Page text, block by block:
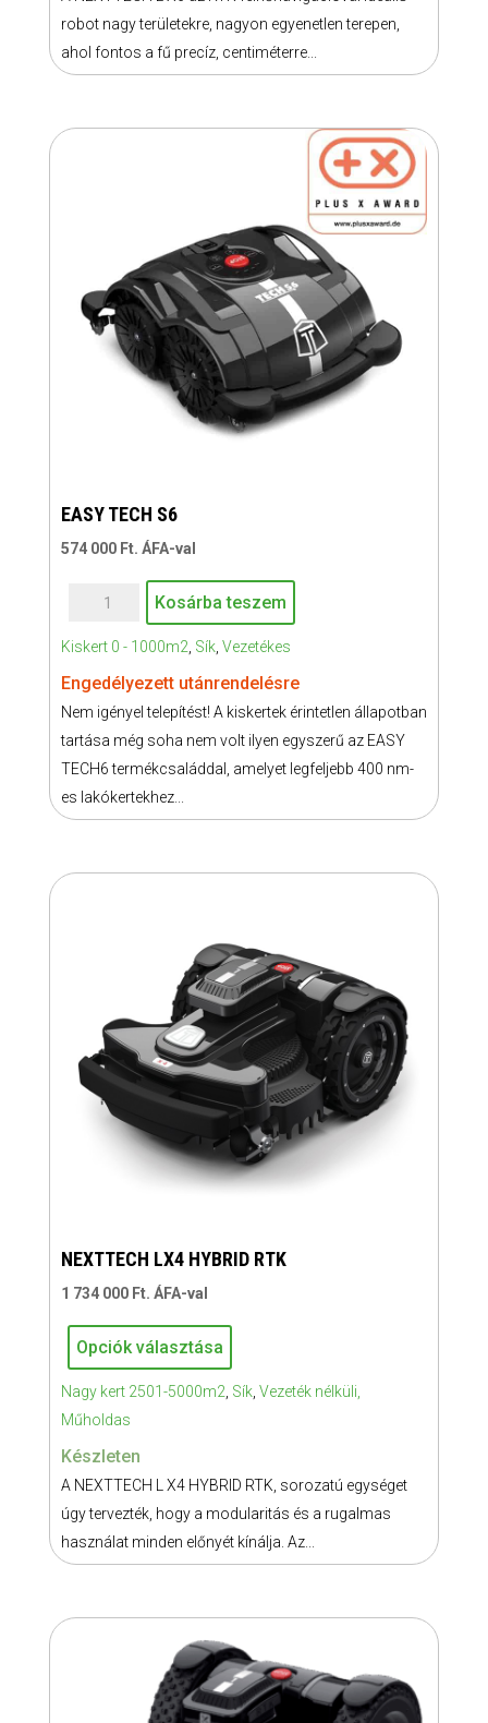
robot nagy területekre, nagyon egyenetlen terepen,
ahol fontos a fű precíz, centiméterre...
EASY TECH S6
574 000 Ft. ÁFA-val
S6
mennyiség
Kosárba teszem
Kiskert 0 - 1000m2 Sík, Vezetékes
Engedélyezett utánrendelésre
Nem igényel telepítést! A kiskertek érintetlen állapotban
tartása még soha nem volt ilyen egyszerű az EASY
TECH6 termékcsaláddal, amelyet legfeljebb 400 nm-
es lakókertekhez...
NEXTTECH LX4 HYBRID RTK
1 734 000 Ft. ÁFA-val
NEXTTECH
LX4
HYBRID
RTK
mennyiség
Opciók választása
több
A
változatok
a
Nagy kert 2501-5000m2 Sík, Vezeték nélküli,
Műholdas
Készleten
A NEXTTECH L X4 HYBRID RTK, sorozatú egységet
úgy tervezték, hogy a modularitás és a rugalmas
használat minden előnyét kínálja. Az...